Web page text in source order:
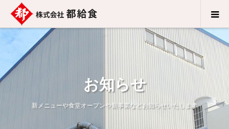
お知らせ
新メニューや食堂オープンや新事業などお知らせいたします